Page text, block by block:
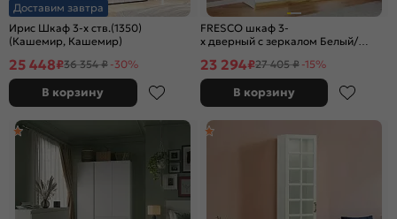
Доставим завтра
Ирис Шкаф 3-х ств.(1350)
(Кашемир, Кашемир)
25 448₽36 354 ₽ -30%
В корзину
FRESCO шкаф 3-
х дверный с зеркалом Белый/
23 294₽27 405 ₽ -15%
В корзину